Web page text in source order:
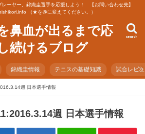
レーヤー、錦織圭選手を応援しよう！ 【お問い合わせ先】
（★を@に変えてください。）
鼻血が出るまで応
続けるブログ
search
錦織圭情報 テニスの基礎知識 試合レビ
週 日本選手情報
週 日本選手情報